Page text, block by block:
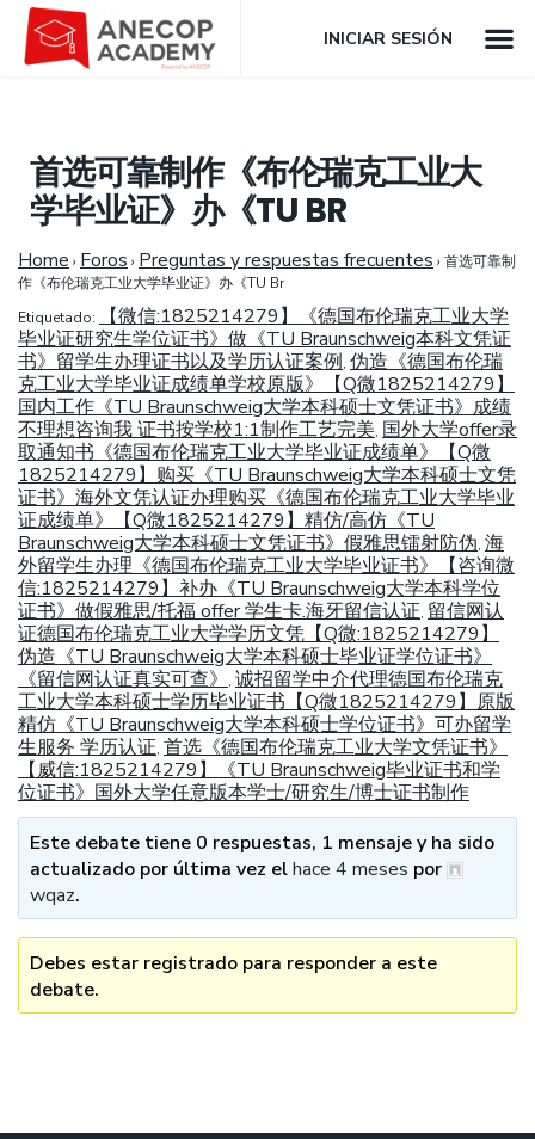
INICIAR SESIÓN
首选可靠制作《布伦瑞克工业大
学毕业证》办《TU BR
Home › Foros › Preguntas y respuestas frecuentes › 首选可靠制
作《布伦瑞克工业大学毕业证》办《TU Br
Etiquetado:
【微信:1825214279】《德国布伦瑞克工业大学
毕业证研究生学位证书》做《TU Braunschweig本科文凭证
书》留学生办理证书以及学历认证案例, 伪造《德国布伦瑞
克工业大学毕业证成绩单学校原版》【Q微1825214279】
国内工作《TU Braunschweig大学本科硕士文凭证书》成绩
不理想咨询我 证书按学校1:1制作工艺完美, 国外大学offer录
取通知书《德国布伦瑞克工业大学毕业证成绩单》【Q微
1825214279】购买《TU Braunschweig大学本科硕士文凭
证书》海外文凭认证办理购买《德国布伦瑞克工业大学毕业
证成绩单》【Q微1825214279】精仿/高仿《TU
Braunschweig大学本科硕士文凭证书》假雅思镭射防伪, 海
外留学生办理《德国布伦瑞克工业大学毕业证书》【咨询微
信:1825214279】补办《TU Braunschweig大学本科学位
证书》做假雅思/托福 offer 学生卡.海牙留信认证, 留信网认
证德国布伦瑞克工业大学学历文凭【Q微:1825214279】
伪造《TU Braunschweig大学本科硕士毕业证学位证书》
《留信网认证真实可查》
, 诚招留学中介代理德国布伦瑞克
工业大学本科硕士学历毕业证书【Q微1825214279】原版
精仿《TU Braunschweig大学本科硕士学位证书》可办留学
生服务 学历认证, 首选《德国布伦瑞克工业大学文凭证书》
【威信:1825214279】《TU Braunschweig毕业证书和学
位证书》国外大学任意版本学士/研究生/博士证书制作
Este debate tiene 0 respuestas, 1 mensaje y ha sido
actualizado por última vez elhace 4 meses por
wqaz.
Debes estar registrado para responder a este
debate.